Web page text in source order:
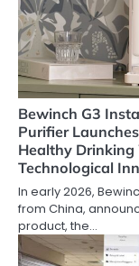
Bewinch G3
Purifier
Healthy
Technological
In early 2026,
from China,
product, the…